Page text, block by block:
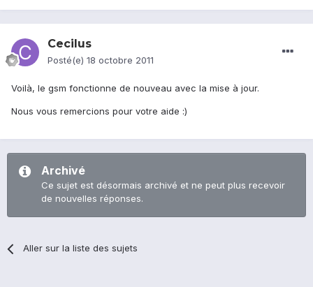
Cecilus
Posté(e) 18 octobre 2011
Voilà, le gsm fonctionne de nouveau avec la mise à jour.
Nous vous remercions pour votre aide :)
Archivé
Ce sujet est désormais archivé et ne peut plus recevoir
de nouvelles réponses.
Aller sur la liste des sujets